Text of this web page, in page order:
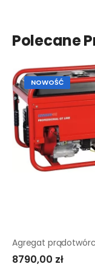
Polecane
NOWOŚĆ
8790,00 zł